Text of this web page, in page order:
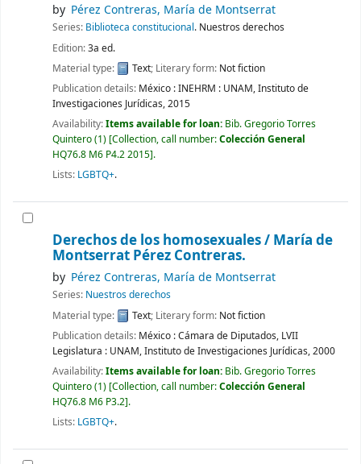
by Pérez Contreras, María de Montserrat
Series: Biblioteca constitucional. Nuestros derechos
Edition:3a ed.
Material type:
Text; Literary form: Not fiction
Publication details: México :INEHRM : UNAM, Instituto de
Investigaciones Jurídicas,2015
Availability:Items available for loan: Bib. Gregorio Torres
Quintero(1) Collection, call number:Colección General
HQ76.8 M6 P4.2 2015 .
Lists: LGBTQ+.
Derechos de los homosexuales / María de
Montserrat Pérez Contreras.
by Pérez Contreras, María de Montserrat
Series: Nuestros derechos
Material type:
Text; Literary form: Not fiction
Publication details: México :Cámara de Diputados, LVII
Legislatura : UNAM, Instituto de Investigaciones Jurídicas,2000
Availability:Items available for loan: Bib. Gregorio Torres
Quintero(1) Collection, call number:Colección General
HQ76.8 M6 P3.2 .
Lists: LGBTQ+.